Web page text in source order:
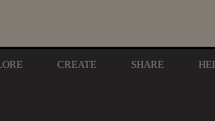
CREATE SHARE